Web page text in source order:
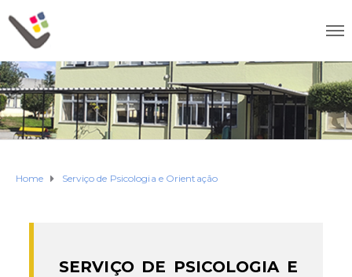
Home Serviço de Psicologia e Orientação
SERVIÇO DE PSICOLOGIA E